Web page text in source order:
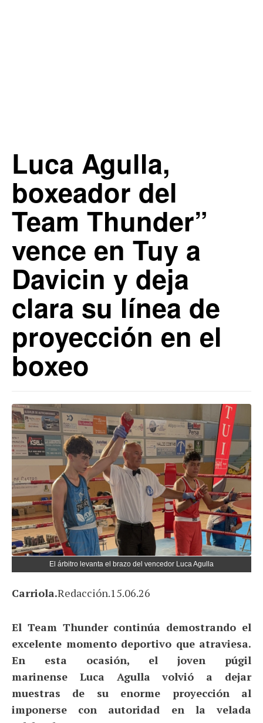
Luca Agulla,
boxeador del
Team Thunder”
vence en Tuy a
Davicin y deja
clara su línea de
proyección en el
boxeo
El árbitro levanta el brazo del vencedor Luca Agulla
Carriola.Redacción.15.06.26
El Team Thunder continúa demostrando el
excelente momento deportivo que atraviesa.
En esta ocasión, el joven púgil
marinense Luca Agulla
volvió a dejar
muestras de su enorme proyección al
imponerse con autoridad en la velada